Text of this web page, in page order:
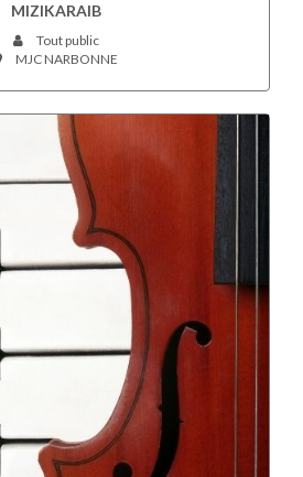
MIZIKARAIB
Tout public
MJC NARBONNE